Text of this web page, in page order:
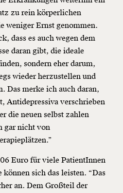
Weiter
1/3
zu rein körperlichen
weniger Ernst genommen.
dass es auch wegen dem
daran gibt, die ideale
sondern eher darum,
wieder herzustellen und
Das merke ich auch daran,
Antidepressiva verschrieben
die neuen selbst zahlen
gar nicht von
Euro für viele PatientInnen
sich das leisten. “Das
an. Dem Großteil der